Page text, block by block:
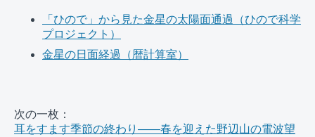
「ひので」から見た金星の太陽面通過（ひので科学
プロジェクト）
金星の日面経過（暦計算室）
次の一枚：
耳をすます季節の終わり――春を迎えた野辺山の電波望